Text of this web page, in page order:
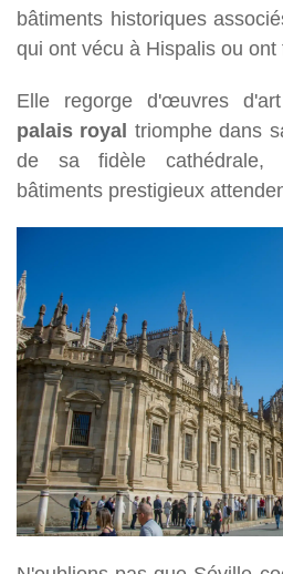
bâtiments historiques
qui ont vécu à Hispalis ou ont
Elle regorge d'œuvres
palais royal triomphe dans
de sa fidèle cathédrale,
bâtiments prestigieux